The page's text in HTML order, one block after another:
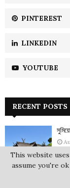
PINTEREST
LINKEDIN
YOUTUBE
RECENT POSTS
This website
assume you're